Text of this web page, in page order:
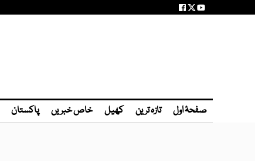
صفحۂ اول تازہ ترین کھیل خاص خبریں پاکستان